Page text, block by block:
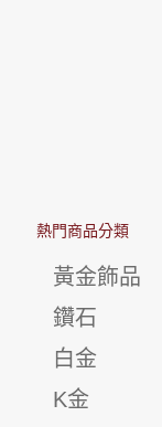
熱門商品分類
黃金飾品
鑽石
白金
K金